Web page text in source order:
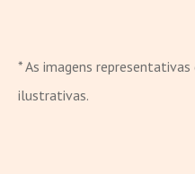
* As imagens
ilustrativas.